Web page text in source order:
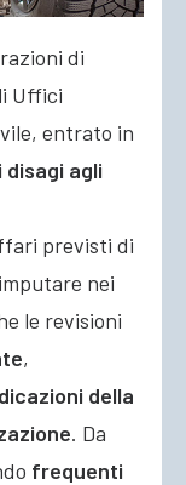
di
Uffici
entrato in
disagi agli
previsti di
nei
le revisioni
,
della
. Da
frequenti